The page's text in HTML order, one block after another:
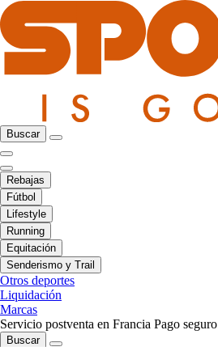
Buscar
Rebajas
Fútbol
Lifestyle
Running
Equitación
Senderismo y Trail
Otros deportes
Liquidación
Marcas
Servicio postventa en Francia Pago seguro
Buscar